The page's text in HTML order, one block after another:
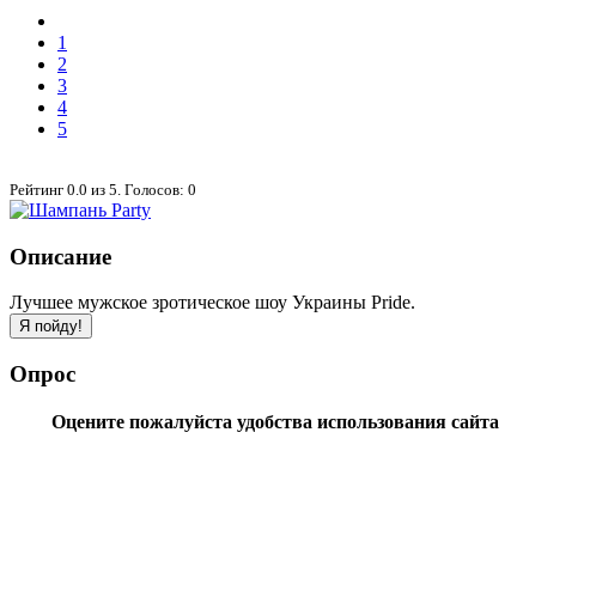
1
2
3
4
5
Рейтинг 0.0 из 5 . Голосов: 0
Описание
Лучшее мужское зротическое шоу Украины Pride.
Опрос
Оцените пожалуйста удобства использования сайта